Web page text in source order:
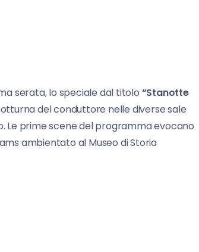
serata, lo speciale dal titolo “Stanotte
del conduttore nelle diverse sale
Le prime scene del programma evocano
ambientato al Museo di Storia